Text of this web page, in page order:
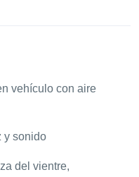
vehículo con aire
y sonido
del vientre,